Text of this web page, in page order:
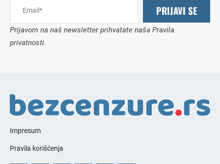
PRIJAVI SE
Prijavom na naš newsletter prihvatate naša Pravila
privatnosti.
Impresum
Pravila korišćenja